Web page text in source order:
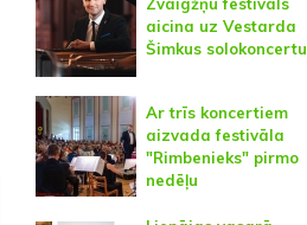
aicina uz Vestarda
Šimkus solokoncertu
Ar trīs koncertiem
aizvada festivāla
"Rimbenieks" pirmo
nedēļu